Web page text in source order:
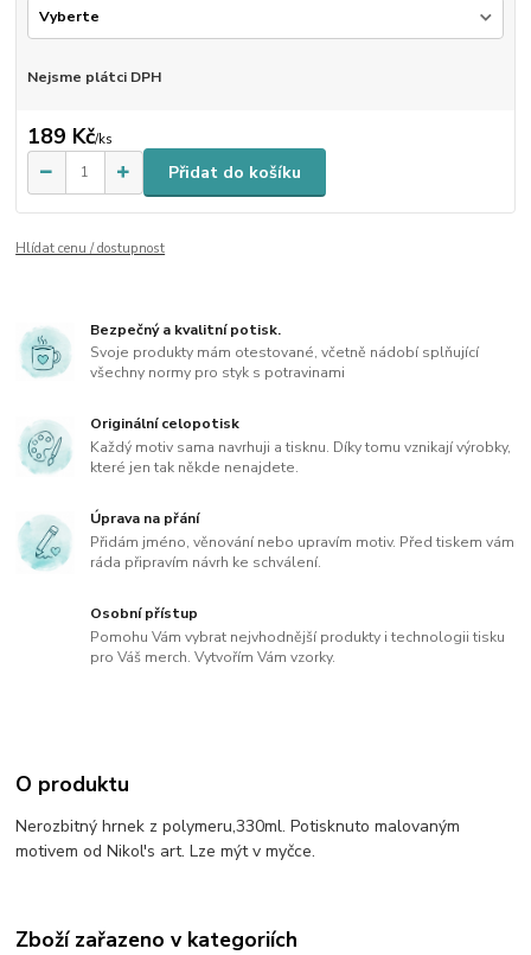
Nejsme plátci DPH
189 Kč/ks
Přidat do košíku
Hlídat cenu / dostupnost
Bezpečný a kvalitní potisk.
Svoje produkty mám otestované, včetně nádobí splňující
všechny normy pro styk s potravinami
Originální celopotisk
Každý motiv sama navrhuji a tisknu. Díky tomu vznikají výrobky,
které jen tak někde nenajdete.
Úprava na přání
Přidám jméno, věnování nebo upravím motiv. Před tiskem vám
ráda připravím návrh ke schválení.
Osobní přístup
Pomohu Vám vybrat nejvhodnější produkty i technologii tisku
pro Váš merch. Vytvořím Vám vzorky.
O produktu
Nerozbitný hrnek z polymeru,330ml. Potisknuto malovaným
motivem od Nikol's art. Lze mýt v myčce.
Zboží zařazeno v kategoriích